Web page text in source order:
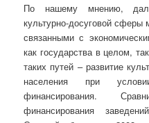
По нашему мнению,
культурно-досуговой сферы
связанными с
как государства в целом,
таких путей – развитие
населения при
финансирования.
финансирования